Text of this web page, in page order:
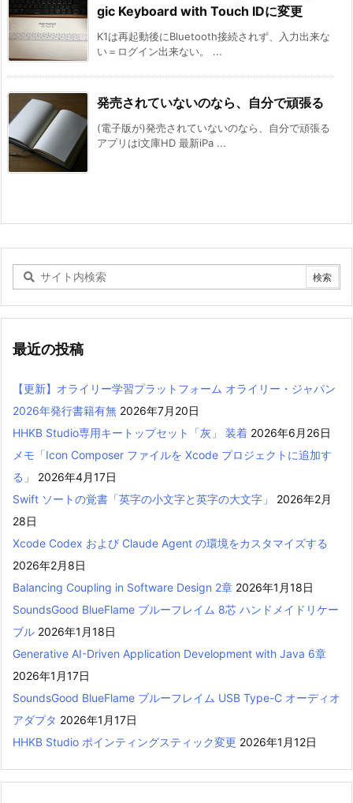
gic Keyboard with Touch IDに変更
K1は再起動後にBluetooth接続されず、入力出来な
い＝ログイン出来ない。 ...
発売されていないのなら、自分で頑張る
(電子版が)発売されていないのなら、自分で頑張る
アプリはi文庫HD 最新iPa ...
最近の投稿
【更新】オライリー学習プラットフォーム オライリー・ジャパン
2026年発行書籍有無 2026年7月20日
HHKB Studio専用キートップセット「灰」 装着 2026年6月26日
メモ「Icon Composer ファイルを Xcode プロジェクトに追加す
る」
2026年4月17日
Swift ソートの覚書「英字の小文字と英字の大文字」
2026年2月
28日
Xcode Codex および Claude Agent の環境をカスタマイズする
2026年2月8日
Balancing Coupling in Software Design 2章 2026年1月18日
SoundsGood BlueFlame ブルーフレイム 8芯 ハンドメイドリケー
ブル 2026年1月18日
Generative AI-Driven Application Development with Java 6章
2026年1月17日
SoundsGood BlueFlame ブルーフレイム USB Type-C オーディオ
アダプタ 2026年1月17日
HHKB Studio ポインティングスティック変更 2026年1月12日